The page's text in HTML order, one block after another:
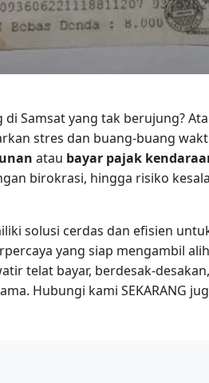
Samsat yang tak berujung?
stres dan buang-buang
atau bayar pajak
birokrasi, hingga risiko
solusi cerdas dan efisien
yang siap mengambil
telat bayar, berdesak-
Hubungi kami SEKARANG